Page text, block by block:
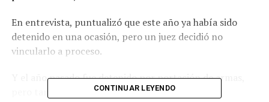
En entrevista, puntualizó que este año ya había sido
detenido en una ocasión, pero un juez decidió no
vincularlo a proceso.
Y el año pasado fue detenido por portación de armas,
pero también un juez decidió soltarlo.
CONTINUAR LEYENDO